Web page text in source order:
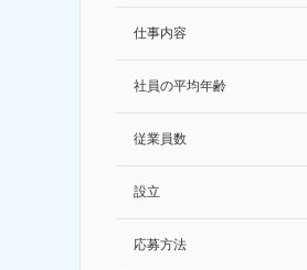
仕事内容
社員の平均年齢
従業員数
設立
応募方法